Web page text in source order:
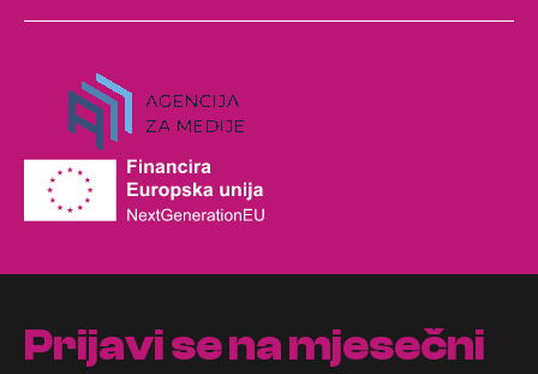
Prijavi se na mjesečni